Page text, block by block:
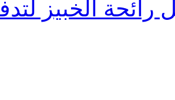
الخبيز